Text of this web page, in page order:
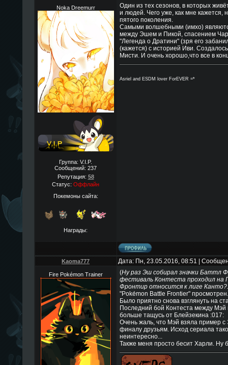
Noka Dreemurr
Группа: V.I.P.
Сообщений: 237
Репутация: 58
Статус: Оффлайн
Покемоны сайта:
Награды:
Один из тех сезонов, в которых
и людей. Чего уже, как мне кажется,
пятого поколения.
Самыми волшебными (имхо)
между Эшем и Пикой, спасением
"Легенда о Дратини" (зря его
(кажется) с историей Иви.
Мисти. И очень хорошо,что все в
Asriel and ESDM lover ForEVER =*
Kaoma777 Дата: Пн, 23.05.2016, 08:51 |
Fire Pokémon Trainer (Ну раз Эш собирал значки Баттл
фестиваль Контеста проходил
Фронтир относится к лиге
"Pokе́mon Battle Frontier"
Было приятно снова взглянуть на
Последний бой Контеста между
больше тащусь от Блейзекина :017:
Очень жаль, что Мэй взяла пример
финалу друзьям. Исход сериала
неинтересно...
Также меня просто бесит Харли. Ну